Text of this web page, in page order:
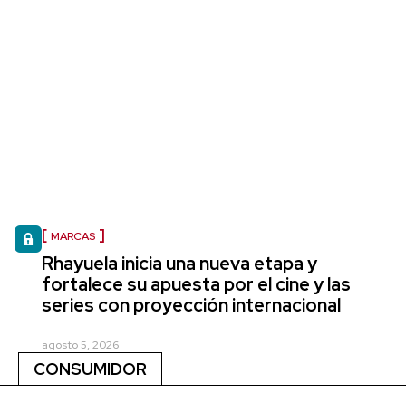
MARCAS
Rhayuela inicia una nueva etapa y
fortalece su apuesta por el cine y las
series con proyección internacional
agosto 5, 2026
CONSUMIDOR